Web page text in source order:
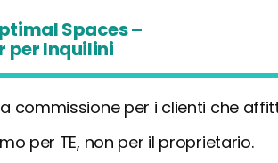
Spaces –
per Inquilini
commissione per i clienti che
per TE, non per il proprietario.